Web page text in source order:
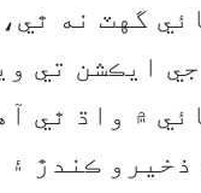
گهٽ نه
ايڪشن تي
۾ واڌ ٿي
ذخيرو ڪندڙ ۽